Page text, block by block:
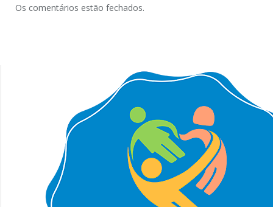
Os comentários estão fechados.